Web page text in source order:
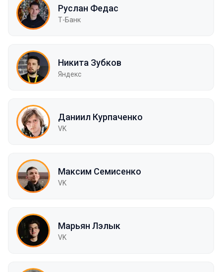
Руслан Федас
Т-Банк
Никита Зубков
Яндекс
Даниил Курпаченко
VK
Максим Семисенко
VK
Марьян Лэлык
VK